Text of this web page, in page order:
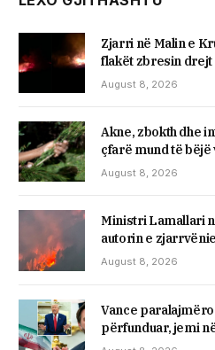
Zjarri në Malin e
flakët zbresin drejt
August 8, 2026
Akne, zbokth dhe
çfarë mund të
August 8, 2026
Ministri Lamallari
autorin e
August 8, 2026
Vance
përfunduar, jemi